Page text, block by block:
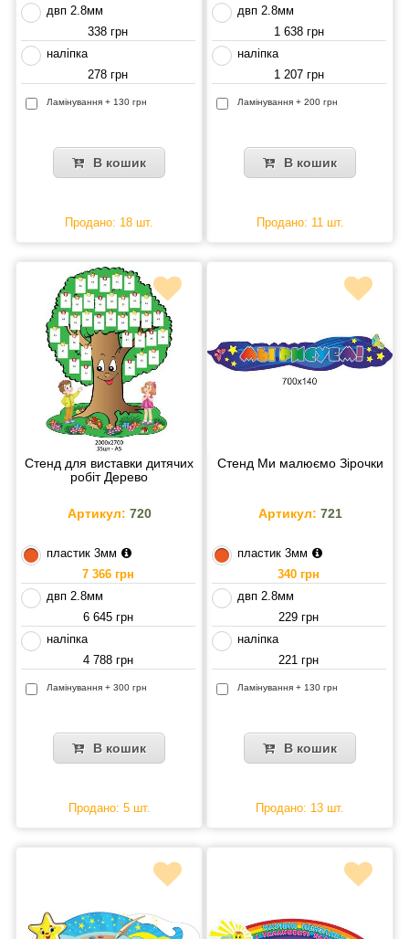
двп 2.8мм
338 грн
наліпка
278 грн
Ламінування + 130 грн
В кошик
Продано: 18 шт.
двп 2.8мм
1 638 грн
наліпка
1 207 грн
Ламінування + 200 грн
В кошик
Продано: 11 шт.
Стенд для виставки дитячих
робіт Дерево
Артикул: 720
пластик 3мм
7 366 грн
двп 2.8мм
6 645 грн
наліпка
4 788 грн
Ламінування + 300 грн
В кошик
Продано: 5 шт.
Стенд Ми малюємо Зірочки
Артикул: 721
пластик 3мм
340 грн
двп 2.8мм
229 грн
наліпка
221 грн
Ламінування + 130 грн
В кошик
Продано: 13 шт.